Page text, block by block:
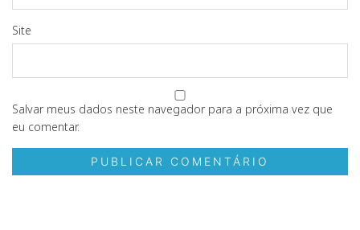
Site
Salvar meus dados neste navegador para a próxima vez que
eu comentar.